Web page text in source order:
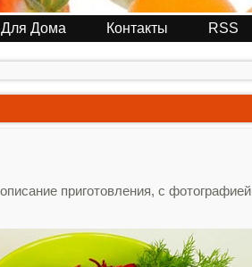
Дома Контакты RSS
приготовления, с фотографией